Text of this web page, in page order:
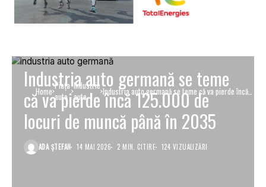
Home Piaţa
auto
Industrie
auto
Industria auto germană se teme că va pierde încă
125.000 de locuri de muncă până în 2035
Industria auto germană se teme
că va pierde încă 125.000 de
locuri de muncă până în 2035
ADA ȘTEFAN 14 MAI 2026 2 MIN. CITIRE 124 VIZUALIZĂRI